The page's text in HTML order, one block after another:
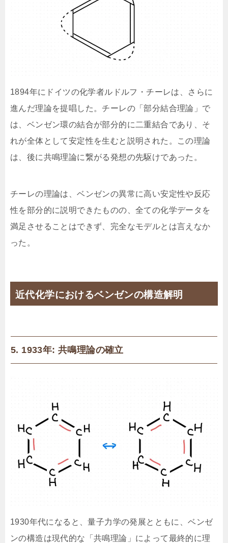
1894年にドイツの化学者ルドルフ・チーレは、さらに
進んだ理論を提唱した。チーレの「部分結合理論」で
は、ベンゼン環の結合が部分的に二重結合であり、そ
れが全体として安定性を生むと説明された。この理論
は、後に共鳴理論に繋がる発想の先駆けであった。
チーレの理論は、ベンゼンの異常に高い安定性や反応
性を部分的に説明できたものの、全ての化学データを
満足させることはできず、完全なモデルとは言えなか
った。
近代化学におけるベンゼンの構造解明
5. 1933年: 共鳴理論の確立
1930年代になると、量子力学の発展とともに、ベンゼ
ンの構造は現代的な「共鳴理論」によって最終的に理